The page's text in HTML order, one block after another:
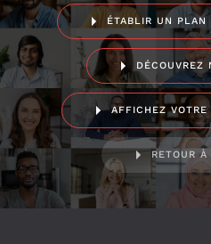
ÉTABLIR UN PLAN
DÉCOUVREZ
AFFICHEZ
RETOUR À